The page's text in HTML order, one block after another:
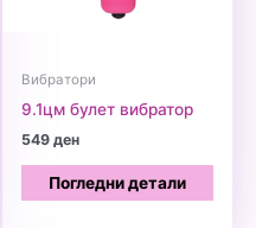
Вибратори
9.1цм булет вибратор
549ден
Погледни детали